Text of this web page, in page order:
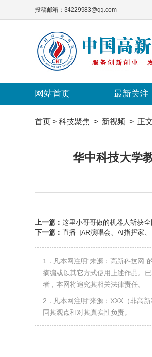
投稿邮箱：34229983@qq.com
网站首页
网站首页 最新关注
最新关注
首页 > 科技聚焦 > 新视频 > 正文
华中科技大学
上一篇： 这里小哥哥做的机器人斩获
下一篇： 直播 |AR演唱会、AI指挥家
1．凡本网注明“来源：高新科技网”
摘编或以其它方式使用上述作品。
者，本网将追究其相关法律责任。
2．凡本网注明“来源：XXX（非高
同其观点和对其真实性负责。